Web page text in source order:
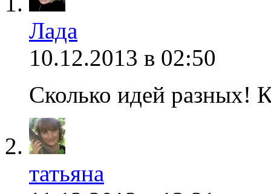
Лада
10.12.2013 в 02:50
Сколько идей разных!
татьяна